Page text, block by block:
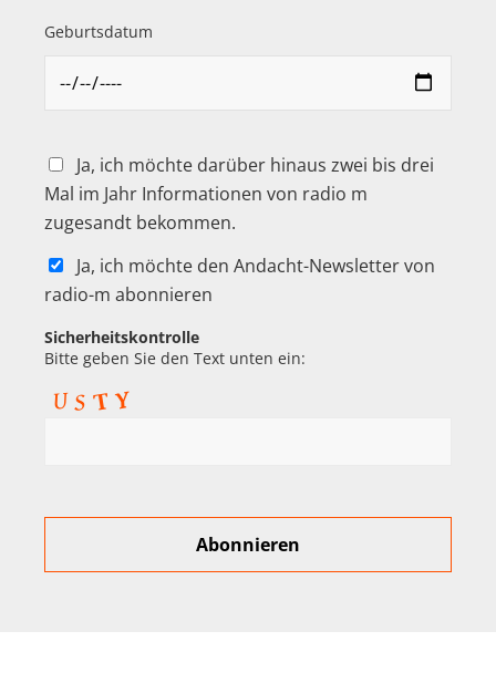
Geburtsdatum
Ja, ich möchte darüber hinaus zwei bis drei
Mal im Jahr Informationen von radio m
zugesandt bekommen.
Ja, ich möchte den Andacht-Newsletter von
radio-m abonnieren
Sicherheitskontrolle
Bitte geben Sie den Text unten ein: